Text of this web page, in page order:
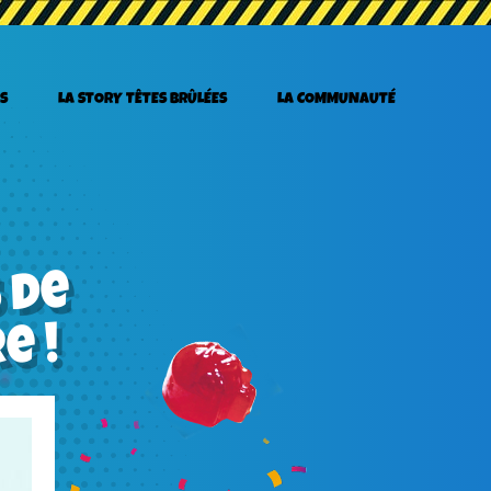
LA STORY TÊTES BRÛLÉES LA COMMUNAUTÉ
!